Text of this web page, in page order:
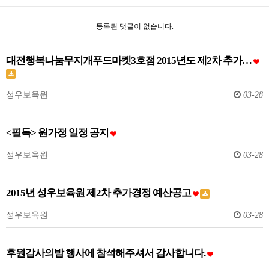
등록된 댓글이 없습니다.
대전행복나눔무지개푸드마켓3호점 2015년도 제2차 추가…
성우보육원 03-28
<필독> 원가정 일정 공지
성우보육원 03-28
2015년 성우보육원 제2차 추가경정 예산공고
성우보육원 03-28
후원감사의밤 행사에 참석해주셔서 감사합니다.